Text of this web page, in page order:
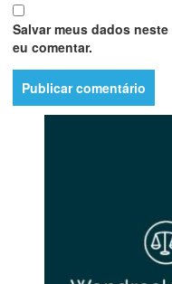
Salvar meus dados
eu comentar.